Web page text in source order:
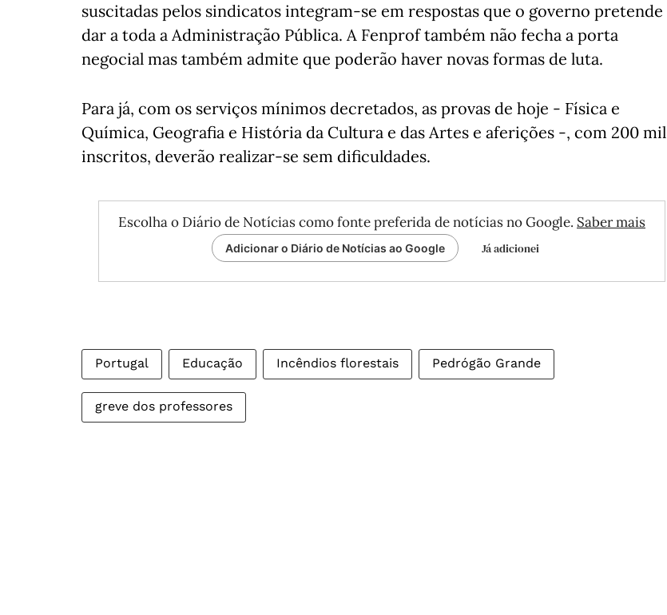
suscitadas pelos sindicatos integram-se em respostas que o governo pretende
dar a toda a Administração Pública. A Fenprof também não fecha a porta
negocial mas também admite que poderão haver novas formas de luta.
Para já, com os serviços mínimos decretados, as provas de hoje - Física e
Química, Geografia e História da Cultura e das Artes e aferições -, com 200 mil
inscritos, deverão realizar-se sem dificuldades.
Escolha o Diário de Notícias como fonte preferida de notícias no Google. Saber mais
Adicionar o Diário de Notícias ao Google Já adicionei
Portugal Educação Incêndios florestais Pedrógão Grande
greve dos professores